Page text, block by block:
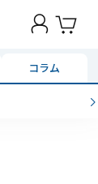
コラム